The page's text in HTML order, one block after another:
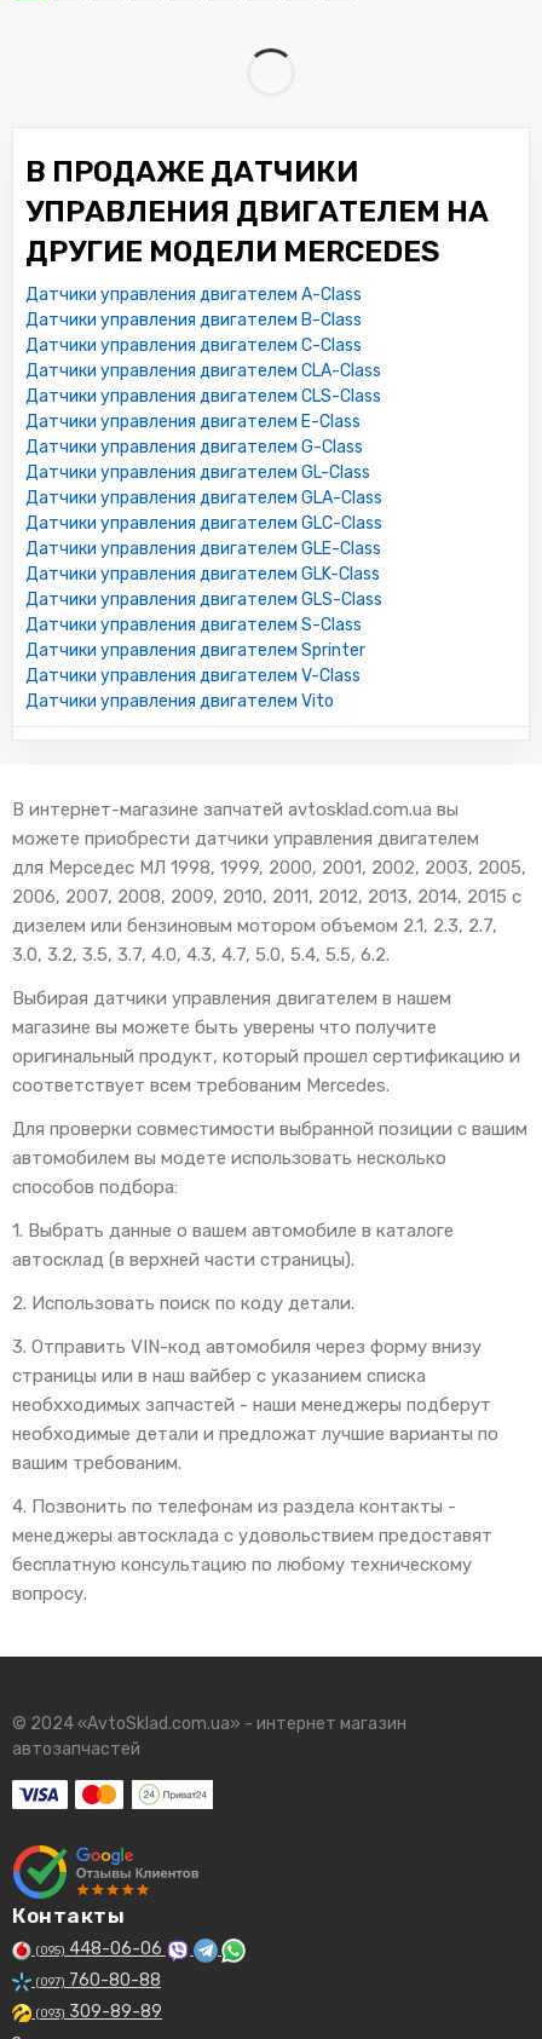
В ПРОДАЖЕ ДАТЧИКИ
УПРАВЛЕНИЯ ДВИГАТЕЛЕМ НА
ДРУГИЕ МОДЕЛИ MERCEDES
Датчики управления двигателем A-Class
Датчики управления двигателем B-Class
Датчики управления двигателем C-Class
Датчики управления двигателем CLA-Class
Датчики управления двигателем CLS-Class
Датчики управления двигателем E-Class
Датчики управления двигателем G-Class
Датчики управления двигателем GL-Class
Датчики управления двигателем GLA-Class
Датчики управления двигателем GLC-Class
Датчики управления двигателем GLE-Class
Датчики управления двигателем GLK-Class
Датчики управления двигателем GLS-Class
Датчики управления двигателем S-Class
Датчики управления двигателем Sprinter
Датчики управления двигателем V-Class
Датчики управления двигателем Vito
В интернет-магазине запчатей avtosklad.com.ua вы
можете приобрести датчики управления двигателем
для Мерседес МЛ 1998, 1999, 2000, 2001, 2002, 2003, 2005,
2006, 2007, 2008, 2009, 2010, 2011, 2012, 2013, 2014, 2015 с
дизелем или бензиновым мотором объемом 2.1, 2.3, 2.7,
3.0, 3.2, 3.5, 3.7, 4.0, 4.3, 4.7, 5.0, 5.4, 5.5, 6.2.
Выбирая датчики управления двигателем в нашем
магазине вы можете быть уверены что получите
оригинальный продукт, который прошел сертификацию и
соответствует всем требованим Mercedes.
Для проверки совместимости выбранной позиции с вашим
автомобилем вы модете использовать несколько
способов подбора:
1. Выбрать данные о вашем автомобиле в каталоге
автосклад (в верхней части страницы).
2. Использовать поиск по коду детали.
3. Отправить VIN-код автомобиля через форму внизу
страницы или в наш вайбер с указанием списка
необхходимых запчастей - наши менеджеры подберут
необходимые детали и предложат лучшие варианты по
вашим требованим.
4. Позвонить по телефонам из раздела контакты -
менеджеры автосклада с удовольствием предоставят
бесплатную консультацию по любому техническому
вопросу.
© 2024 «AvtoSklad.com.ua» - интернет магазин
автозапчастей
Контакты
(095) 448-06-06
(097) 760-80-88
(093) 309-89-89